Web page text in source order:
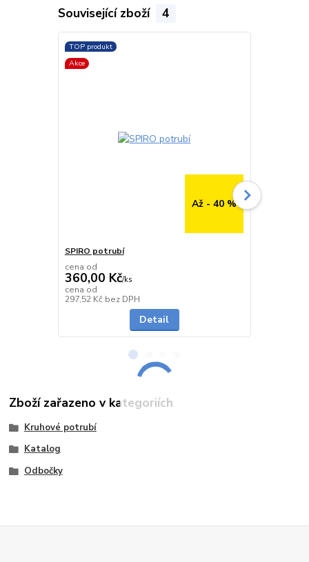
Související zboží 4
TOP produkt
Akce
Až - 40 %
SPIRO potrubí
cena od
360,00 Kč/ks
cena od
297,52 Kč bez DPH
Detail
Zboží zařazeno v kategoriích
Kruhové potrubí
Katalog
Odbočky